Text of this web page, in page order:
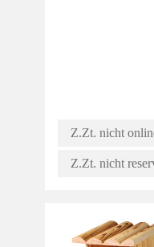
Z.Zt. nicht
Z.Zt. nicht